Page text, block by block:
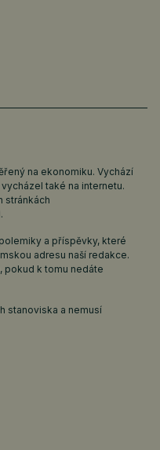
na ekonomiku. Vychází
také na internetu.
stránkách
a příspěvky, které
adresu naší redakce.
pokud k tomu nedáte
stanoviska a nemusí